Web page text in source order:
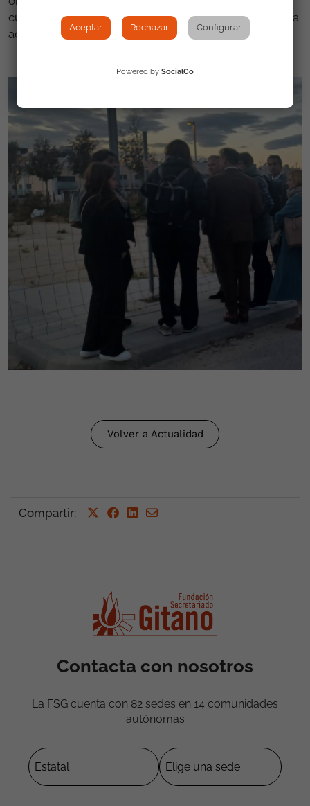
cuando el Comité de Ministros del Consejo de Europa
adopta una Resolución.
Volver a Actualidad
Compartir:
Contacta con nosotros
La FSG cuenta con 82 sedes en 14 comunidades
autónomas
Aceptar Rechazar Configurar
Powered by SocialCo